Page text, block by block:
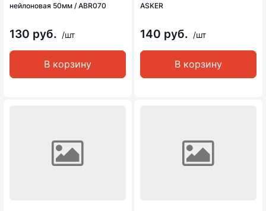
нейлоновая 50мм / ABR070
130 руб. /шт
В корзину
ASKER
140 руб. /шт
В корзину